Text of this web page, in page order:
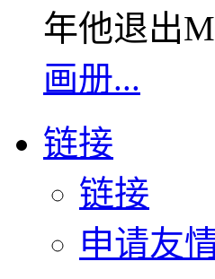
年他退出
画册...
链接
链接
申请友